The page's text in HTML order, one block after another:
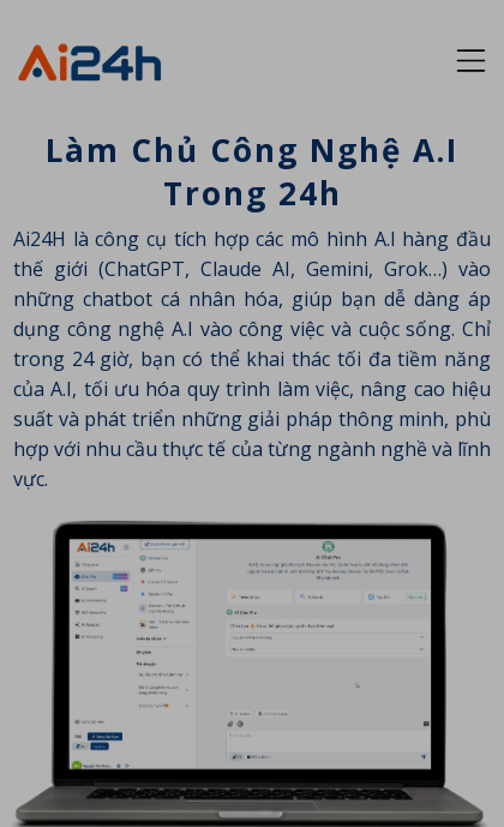
Làm Chủ Công Nghệ A.I
Trong 24h
Ai24H là công cụ tích hợp các mô hình A.I hàng đầu
thế giới (ChatGPT, Claude AI, Gemini, Grok…) vào
những chatbot cá nhân hóa, giúp bạn dễ dàng áp
dụng công nghệ A.I vào công việc và cuộc sống. Chỉ
trong 24 giờ, bạn có thể khai thác tối đa tiềm năng
của A.I, tối ưu hóa quy trình làm việc, nâng cao hiệu
suất và phát triển những giải pháp thông minh, phù
hợp với nhu cầu thực tế của từng ngành nghề và lĩnh
vực.